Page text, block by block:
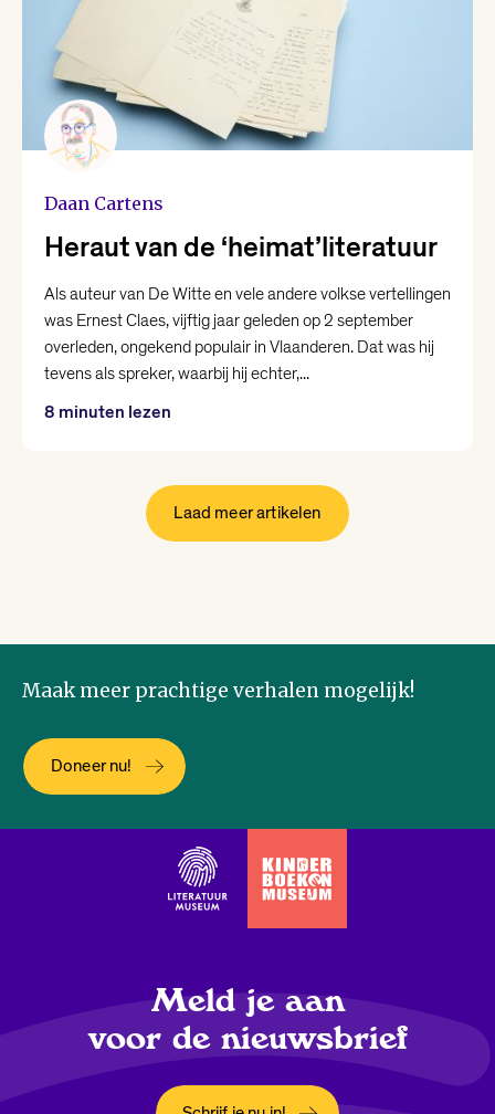
Daan Cartens
Heraut van de ‘heimat’literatuur
Als auteur van De Witte en vele andere volkse vertellingen
was Ernest Claes, vijftig jaar geleden op 2 september
overleden, ongekend populair in Vlaanderen. Dat was hij
tevens als spreker, waarbij hij echter,...
8 minuten lezen
Laad meer artikelen
Maak meer prachtige verhalen mogelijk!
Doneer nu!
Meld je aan
voor de nieuwsbrief